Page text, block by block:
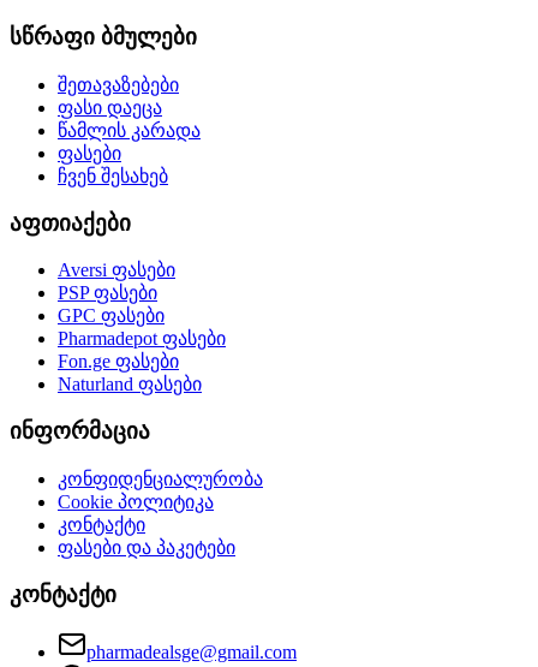
სწრაფი ბმულები
შეთავაზებები
ფასი დაეცა
წამლის კარადა
ფასები
ჩვენ შესახებ
აფთიაქები
Aversi ფასები
PSPფასები
GPC ფასები
Pharmadepotფასები
Fon.ge ფასები
Naturland ფასები
ინფორმაცია
კონფიდენციალურობა
Cookie პოლიტიკა
კონტაქტი
ფასები და პაკეტები
კონტაქტი
pharmadealsge@gmail.com